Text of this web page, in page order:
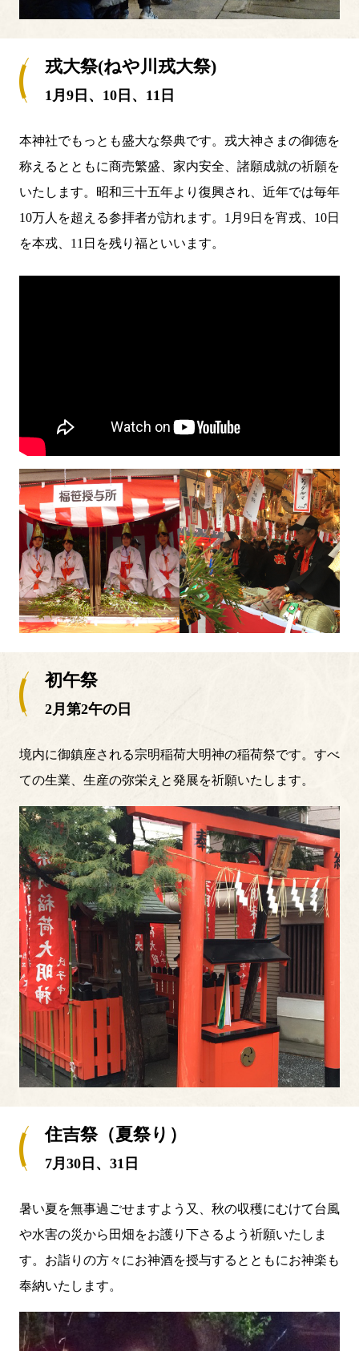
戎大祭(ねや川戎大祭)
1月9日、10日、11日
本神社でもっとも盛大な祭典です。戎大神さまの御徳を
称えるとともに商売繁盛、家内安全、諸願成就の祈願を
いたします。昭和三十五年より復興され、近年では毎年
10万人を超える参拝者が訪れます。1月9日を宵戎、10日
を本戎、11日を残り福といいます。
初午祭
2月第2午の日
境内に御鎮座される宗明稲荷大明神の稲荷祭です。すべ
ての生業、生産の弥栄えと発展を祈願いたします。
住吉祭（夏祭り）
7月30日、31日
暑い夏を無事過ごせますよう又、秋の収穫にむけて台風
や水害の災から田畑をお護り下さるよう祈願いたしま
す。お詣りの方々にお神酒を授与するとともにお神楽も
奉納いたします。